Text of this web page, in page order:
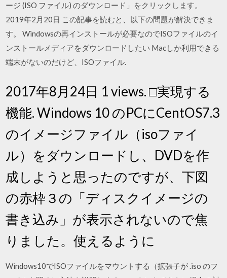
ージ (ISO ファイル) のダウンロード」をクリックします。
2019年2月20日 この記事を読むと、以下の問題が解決できま
す。 Windowsの再インストールが必要なのでISOファイルのイ
ンストールメディアをダウンロードしたい Macしか利用できる
端末がないのだけど、ISOファイル.
2017年8月24日 1 views. □実現する
機能. Windows 10 のPCにCentOS7.3
のイメージファイル（isoファイ
ル）をダウンロードし、DVDを作
成しようと思ったのですが、下図
の赤枠３の「ディスクイメージの
書き込み」が表示されないので焦
りました。使えるように
Windows10でISOファイルをマウントする（拡張子が .iso のフ